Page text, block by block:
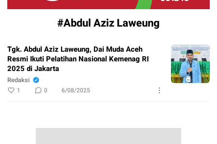
#Abdul Aziz Laweung
Tgk. Abdul Aziz Laweung, Dai Muda Aceh
Resmi Ikuti Pelatihan Nasional Kemenag RI
2025 di Jakarta
Redaksi
1 0 6/08/2025